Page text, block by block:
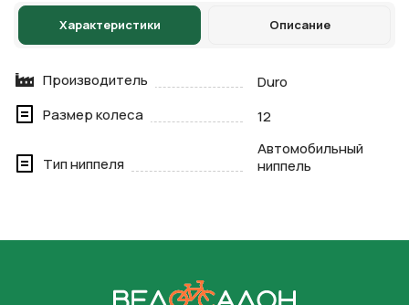
Характеристики Описание
Производитель
Duro
Размер колеса
12
Тип ниппеля
Автомобильный
ниппель